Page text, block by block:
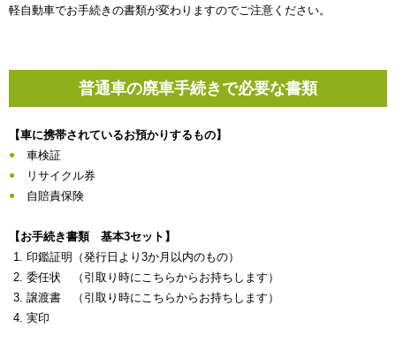
軽自動車でお手続きの書類が変わりますのでご注意ください。
普通車の廃車手続きで必要な書類
【車に携帯されているお預かりするもの】
車検証
リサイクル券
自賠責保険
【お手続き書類 基本3セット】
印鑑証明（発行日より3か月以内のもの）
委任状 （引取り時にこちらからお持ちします）
譲渡書 （引取り時にこちらからお持ちします）
実印